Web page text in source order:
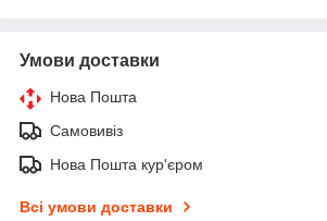
Умови доставки
Нова Пошта
Самовивіз
Нова Пошта кур'єром
Всі умови доставки